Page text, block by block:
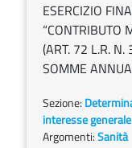
ESERCIZIO
“CONTRIBUTO
(ART. 72 L.R.
SOMME
Sezione:
interesse generale
Argomenti:Sanità